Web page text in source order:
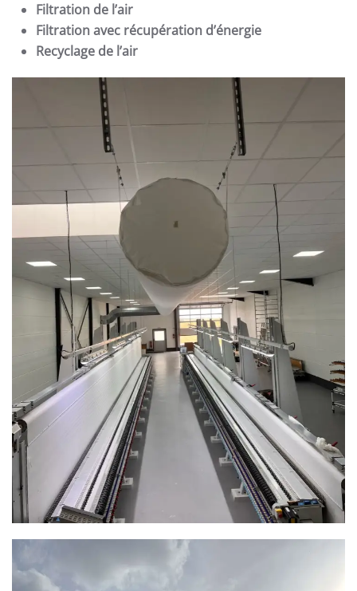
Filtration de l’air
Filtration avec récupération d’énergie
Recyclage de l’air